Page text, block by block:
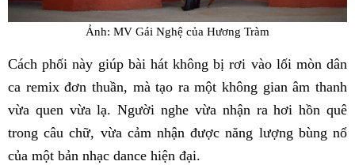
Ảnh: MV Gái Nghệ của Hương Tràm
Cách phối này giúp bài hát không bị rơi vào lối mòn dân
ca remix đơn thuần, mà tạo ra một không gian âm thanh
vừa quen vừa lạ. Người nghe vừa nhận ra hơi hồn quê
trong câu chữ, vừa cảm nhận được năng lượng bùng nổ
của một bản nhạc dance hiện đại.